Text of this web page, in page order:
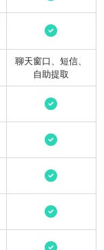
聊天窗口、短信、
自助提取